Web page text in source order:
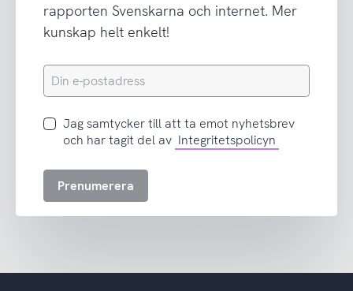
rapporten Svenskarna och internet. Mer
kunskap helt enkelt!
Din
e-
Jag
samtycker
att
Jag samtycker till att ta emot nyhetsbrev
och har tagit del av Integritetspolicyn
Prenumerera